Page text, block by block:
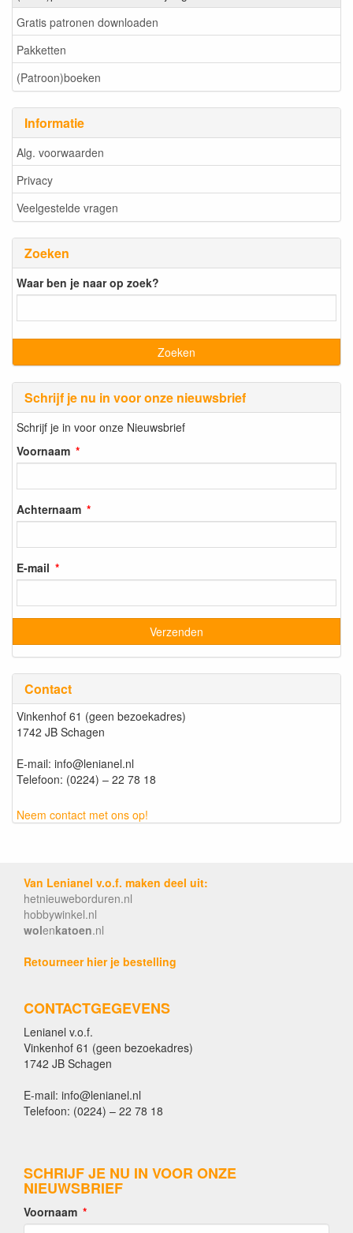
Gratis patronen downloaden
Pakketten
(Patroon)boeken
Informatie
Alg. voorwaarden
Privacy
Veelgestelde vragen
Zoeken
Waar ben je naar op zoek?
Schrijf je nu in voor onze nieuwsbrief
Schrijf je in voor onze Nieuwsbrief
Voornaam
Achternaam
E-mail
Contact
Vinkenhof 61 (geen bezoekadres)
1742 JB Schagen
E-mail: info@lenianel.nl
Telefoon: (0224) – 22 78 18
Neem contact met ons op!
Van Lenianel v.o.f. maken deel uit:
hetnieuweborduren.nl
hobbywinkel.nl
wolenkatoen.nl
Retourneer hier je bestelling
CONTACTGEGEVENS
Lenianel v.o.f.
Vinkenhof 61 (geen bezoekadres)
1742 JB Schagen
E-mail: info@lenianel.nl
Telefoon: (0224) – 22 78 18
SCHRIJF JE NU IN VOOR ONZE
NIEUWSBRIEF
Voornaam